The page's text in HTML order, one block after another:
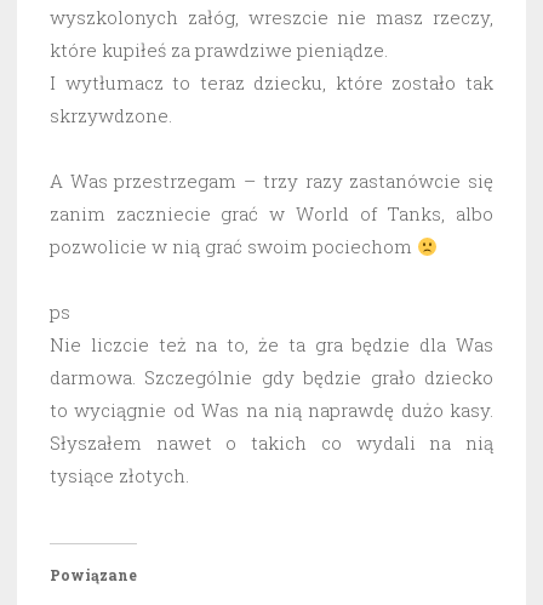
wyszkolonych załóg, wreszcie nie masz rzeczy,
które kupiłeś za prawdziwe pieniądze.
I wytłumacz to teraz dziecku, które zostało tak
skrzywdzone.
A Was przestrzegam – trzy razy zastanówcie się
zanim zaczniecie grać w World of Tanks, albo
pozwolicie w nią grać swoim pociechom
ps
Nie liczcie też na to, że ta gra będzie dla Was
darmowa. Szczególnie gdy będzie grało dziecko
to wyciągnie od Was na nią naprawdę dużo kasy.
Słyszałem nawet o takich co wydali na nią
tysiące złotych.
Powiązane